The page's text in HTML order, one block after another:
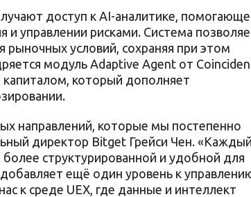
доступ к AI-аналитике,
управлении рисками. Система
рыночных условий, сохраняя при этом
модуль Adaptive Agent от
капиталом, который дополняет
направлений, которые мы постепенно
директор Bitget Грейси Чен. «Каждый
структурированной и удобной для
ещё один уровень к
к среде UEX, где данные и интеллект